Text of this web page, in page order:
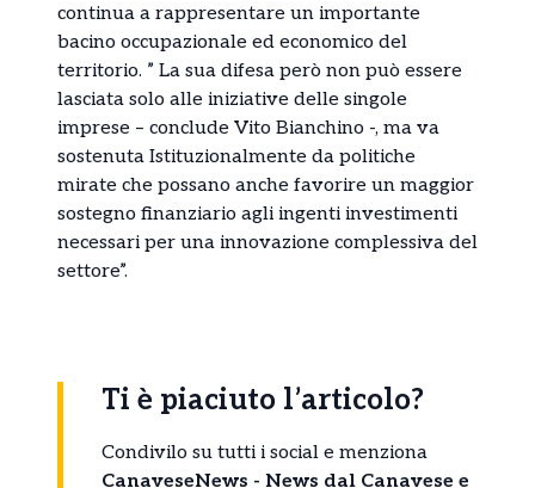
continua a rappresentare un importante
bacino occupazionale ed economico del
territorio. ” La sua difesa però non può essere
lasciata solo alle iniziative delle singole
imprese – conclude Vito Bianchino -, ma va
sostenuta Istituzionalmente da politiche
mirate che possano anche favorire un maggior
sostegno finanziario agli ingenti investimenti
necessari per una innovazione complessiva del
settore”.
Ti è piaciuto l’articolo?
Condivilo su tutti i social e menziona
CanaveseNews - News dal Canavese e